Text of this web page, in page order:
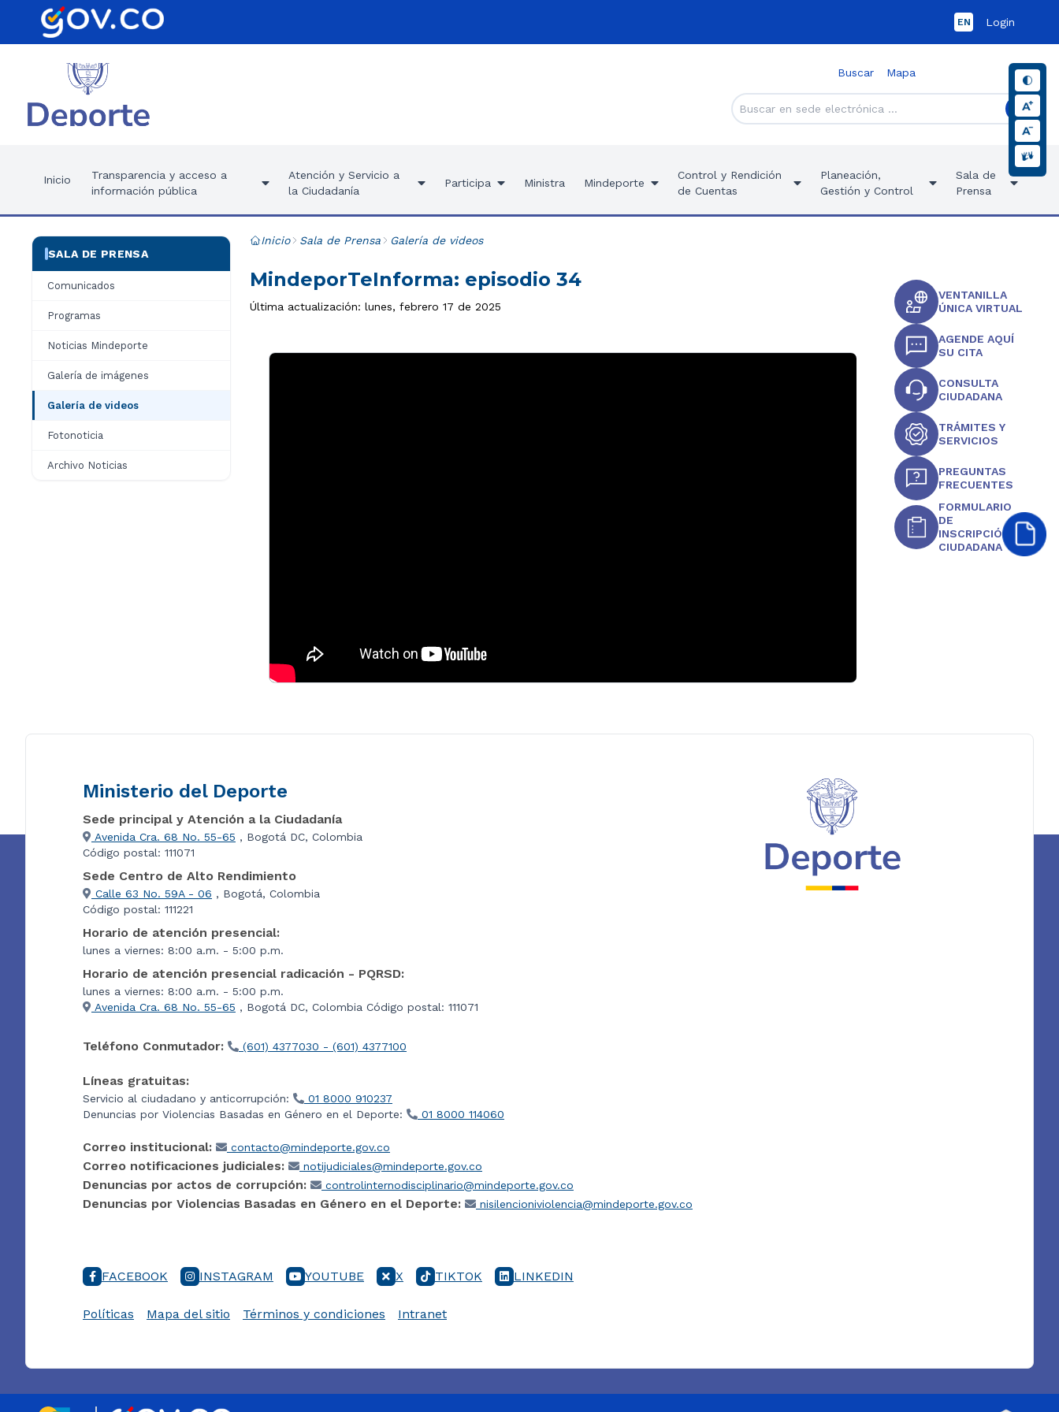
EN Login
Buscar Mapa
Inicio
Transparencia y acceso a
información pública
Atención y Servicio a
la Ciudadanía
Participa Ministra Mindeporte
Control y Rendición
de Cuentas
Planeación,
Gestión y Control
Sala de
Prensa
SALA DE PRENSA
Comunicados
Programas
Noticias Mindeporte
Galería de imágenes
Galería de videos
Fotonoticia
Archivo Noticias
Inicio Sala de Prensa Galería de videos
MindeporTeInforma: episodio 34
Última actualización: lunes, febrero 17 de 2025
VENTANILLA
ÚNICA VIRTUAL
AGENDE AQUÍ
SU CITA
CONSULTA
CIUDADANA
TRÁMITES Y
SERVICIOS
PREGUNTAS
FRECUENTES
FORMULARIO
DE
INSCRIPCIÓN
CIUDADANA
Ministerio del Deporte
Sede principal y Atención a la Ciudadanía
Avenida Cra. 68 No. 55-65 , Bogotá DC, Colombia
Código postal: 111071
Sede Centro de Alto Rendimiento
Calle 63 No. 59A - 06 , Bogotá, Colombia
Código postal: 111221
Horario de atención presencial:
lunes a viernes: 8:00 a.m. - 5:00 p.m.
Horario de atención presencial radicación - PQRSD:
lunes a viernes: 8:00 a.m. - 5:00 p.m.
Avenida Cra. 68 No. 55-65 , Bogotá DC, Colombia Código postal: 111071
Teléfono Conmutador: (601) 4377030 - (601) 4377100
Líneas gratuitas:
Servicio al ciudadano y anticorrupción:
01 8000 910237
Denuncias por Violencias Basadas en Género en el Deporte:
01 8000 114060
Correo institucional: contacto@mindeporte.gov.co
Correo notificaciones judiciales: notijudiciales@mindeporte.gov.co
Denuncias por actos de corrupción: controlinternodisciplinario@mindeporte.gov.co
Denuncias por Violencias Basadas en Género en el Deporte: nisilencioniviolencia@mindeporte.gov.co
FACEBOOK INSTAGRAM YOUTUBE X TIKTOK LINKEDIN
Políticas Mapa del sitio Términos y condiciones Intranet